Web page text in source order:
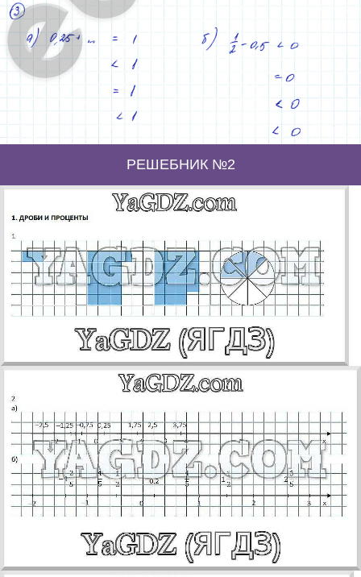
РЕШЕБНИК №2